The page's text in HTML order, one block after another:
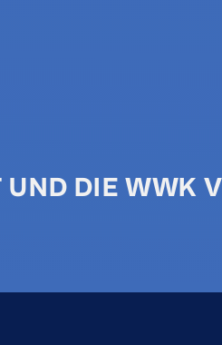
UND DIE WWK